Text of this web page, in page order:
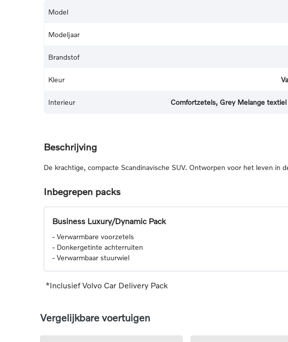
Model
Modeljaar
Brandstof
Kleur
Interieur Comfortzetels, Grey Melange
Beschrijving
De krachtige, compacte Scandinavische SUV. Ontworpen voor het leven in
Inbegrepen packs
Business Luxury/Dynamic Pack
- Verwarmbare voorzetels
- Donkergetinte achterruiten
- Verwarmbaar stuurwiel
*Inclusief Volvo Car Delivery Pack
Vergelijkbare voertuigen